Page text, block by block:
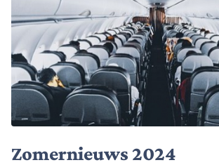
Zomernieuws 2024